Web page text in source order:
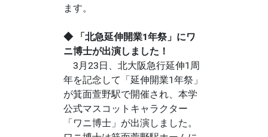
ます。
◆ 「北急延伸開業1年祭」にワ
ニ博士が出演しました！
3月23日、北大阪急行延伸1周
年を記念して「延伸開業1年祭」
が箕面萱野駅で開催され、本学
公式マスコットキャラクター
「ワニ博士」が出演しました。